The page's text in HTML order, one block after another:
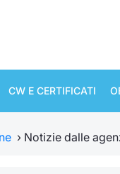
CW E CERTIFICATI
› Notizie dalle